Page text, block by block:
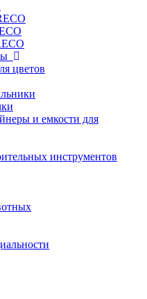
цветов
и емкости для
инструментов